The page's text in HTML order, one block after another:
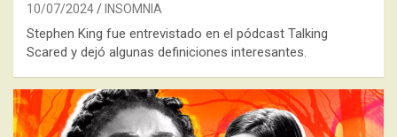
10/07/2024 INSOMNIA
Stephen King fue entrevistado en el pódcast Talking
Scared y dejó algunas definiciones interesantes.